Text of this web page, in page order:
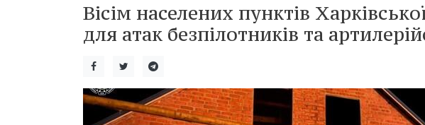
Вісім населених пунктів
для атак безпілотників та